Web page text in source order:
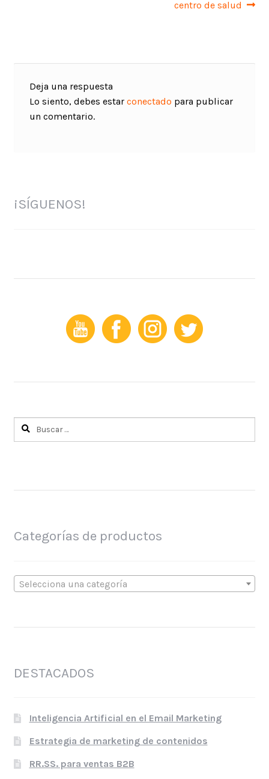
centro de salud
Deja una respuesta
Lo siento, debes estar conectado para publicar
un comentario.
¡SÍGUENOS!
Buscar:
Categorías de productos
Selecciona una categoría
DESTACADOS
Inteligencia Artificial en el Email Marketing
Estrategia de marketing de contenidos
RR.SS. para ventas B2B